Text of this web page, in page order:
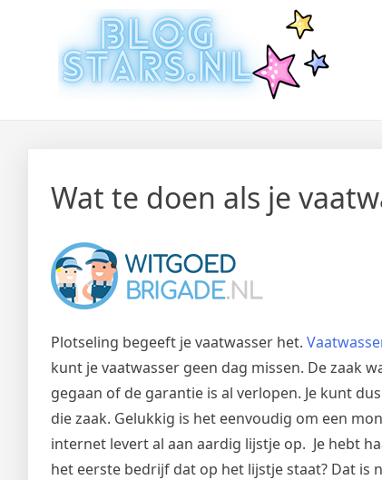
Laatste Nieuws Uit De
Blogger Nieuws, Tips, Trends en Aanbiedingen
Wat te doen als je
Plotseling begeeft je vaatwasser het.
kunt je vaatwasser geen dag missen. De zaak
gegaan of de garantie is al verlopen. Je kunt
die zaak. Gelukkig is het eenvoudig om een
internet levert al aan aardig lijstje op. Je hebt
het eerste bedrijf dat op het lijstje staat? Dat is